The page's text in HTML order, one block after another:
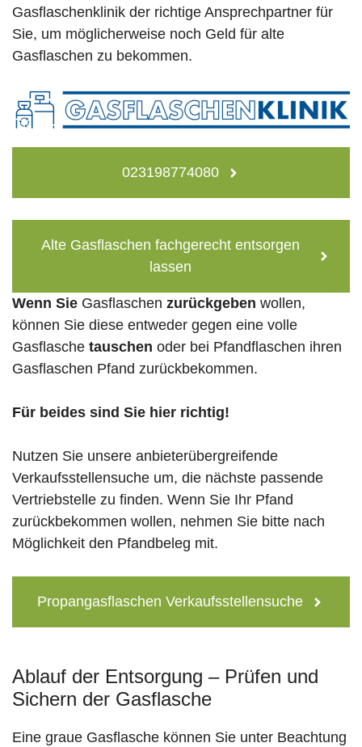
Gasflaschenklinik der richtige Ansprechpartner für
Sie, um möglicherweise noch Geld für alte
Gasflaschen zu bekommen.
023198774080
Alte Gasflaschen fachgerecht entsorgen
lassen
Wenn Sie Gasflaschen zurückgeben wollen,
können Sie diese entweder gegen eine volle
Gasflasche tauschen oder bei Pfandflaschen ihren
Gasflaschen Pfand zurückbekommen.
Für beides sind Sie hier richtig!
Nutzen Sie unsere anbieterübergreifende
Verkaufsstellensuche um, die nächste passende
Vertriebstelle zu finden. Wenn Sie Ihr Pfand
zurückbekommen wollen, nehmen Sie bitte nach
Möglichkeit den Pfandbeleg mit.
Propangasflaschen Verkaufsstellensuche
Ablauf der Entsorgung – Prüfen und
Sichern der Gasflasche
Eine graue Gasflasche können Sie unter Beachtung